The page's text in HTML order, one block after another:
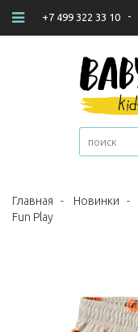
+7 499 322 33 10 -
Главная - Новинки -
Fun Play